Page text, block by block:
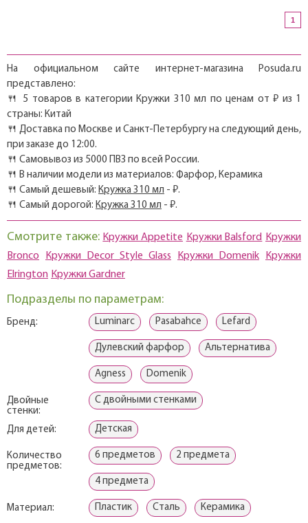
1
На официальном сайте интернет-магазина Posuda.ru
представлено:
🍴 5 товаров в категории Кружки 310 мл по ценам от ₽ из 1
страны: Китай
🍴 Доставка по Москве и Санкт-Петербургу на следующий день,
при заказе до 12:00.
🍴 Самовывоз из 5000 ПВЗ по всей России.
🍴 В наличии модели из материалов: Фарфор, Керамика
🍴 Самый дешевый: Кружка 310 мл - ₽.
🍴 Самый дорогой: Кружка 310 мл - ₽.
Смотрите также: Кружки Appetite Кружки Balsford Кружки
Bronco
Кружки Decor Style Glass Кружки Domenik
Кружки
Elrington Кружки Gardner
Подразделы по параметрам:
Бренд: Luminarc Pasabahce Lefard
Дулевский фарфор Альтернатива
Agness Domenik
Двойные
стенки:
С двойными стенками
Для детей: Детская
Количество
предметов:
6 предметов 2 предмета
4 предмета
Материал: Пластик Сталь Керамика